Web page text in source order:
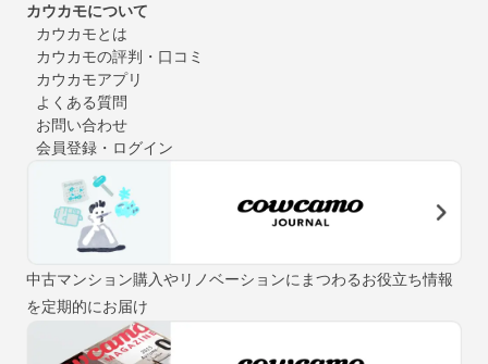
カウカモについて
カウカモとは
カウカモの評判・口コミ
カウカモアプリ
よくある質問
お問い合わせ
会員登録・ログイン
中古マンション購入やリノベーションにまつわるお役立ち情報
を定期的にお届け